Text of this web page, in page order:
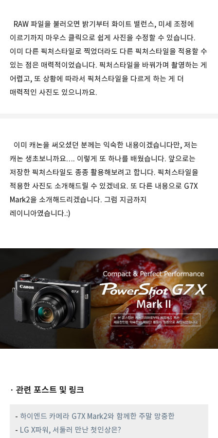
RAW 파일을 불러오면 밝기부터 화이트 밸런스, 미세 조정에
이르기까지 마우스 클릭으로 쉽게 사진을 수정할 수 있습니다.
이미 다른 픽처스타일로 찍었더라도 다른 픽처스타일을 적용할 수
있는 점은 매력적이었습니다. 픽처스타일을 바꿔가며 촬영하는 게
어렵고, 또 상황에 따라서 픽처스타일을 다르게 하는 게 더
매력적인 사진도 있으니까요.
이미 캐논을 써오셨던 분께는 익숙한 내용이겠습니다만, 저는
캐논 생초보니까요…. 이렇게 또 하나를 배웠습니다. 앞으로는
저장한 픽처스타일도 종종 활용해보려고 합니다. 픽처스타일을
적용한 사진도 소개해드릴 수 있겠네요. 또 다른 내용으로 G7X
Mark2을 소개해드리겠습니다. 그럼 지금까지
레이니아였습니다.:)
· 관련 포스트 및 링크
- 하이엔드 카메라 G7X Mark2와 함께한 주말 망중한
- LG X파워, 서둘러 만난 첫인상은?